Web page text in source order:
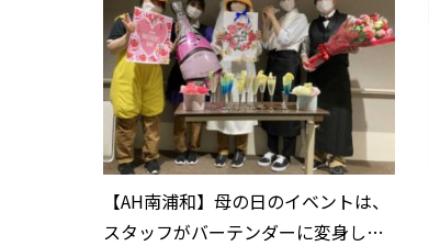
【AH南浦和】母の日のイベントは、
スタッフがバーテンダーに変身し、